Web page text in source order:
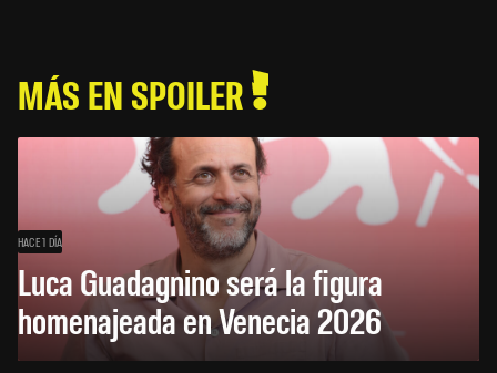
MÁS EN SPOILER
HACE 1 DÍA
Luca Guadagnino será la figura
homenajeada en Venecia 2026